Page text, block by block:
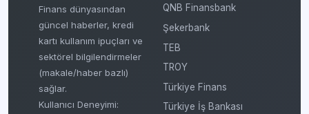
Finans dünyasından
güncel haberler, kredi
kartı kullanım ipuçları ve
sektörel bilgilendirmeler
(makale/haber bazlı)
sağlar.
Kullanıcı Deneyimi:
QNB Finansbank
Şekerbank
TEB
TROY
Türkiye Finans
Türkiye İş Bankası